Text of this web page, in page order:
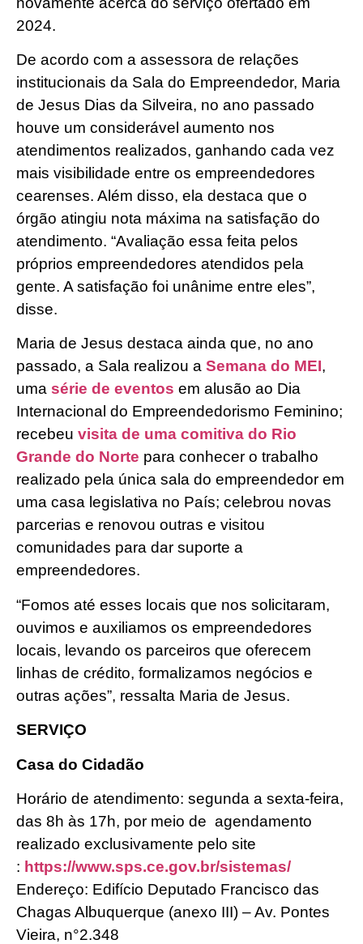
2024.
De acordo com a assessora de relações
institucionais da Sala do Empreendedor, Maria
de Jesus Dias da Silveira, no ano passado
houve um considerável aumento nos
atendimentos realizados, ganhando cada vez
mais visibilidade entre os empreendedores
cearenses. Além disso, ela destaca que o
órgão atingiu nota máxima na satisfação do
atendimento. “Avaliação essa feita pelos
próprios empreendedores atendidos pela
gente. A satisfação foi unânime entre eles”,
disse.
Maria de Jesus destaca ainda que, no ano
passado, a Sala realizou a Semana do MEI,
uma série de eventos em alusão ao Dia
Internacional do Empreendedorismo Feminino;
recebeu visita de uma comitiva do Rio
Grande do Norte para conhecer o trabalho
realizado pela única sala do empreendedor em
uma casa legislativa no País; celebrou novas
parcerias e renovou outras e visitou
comunidades para dar suporte a
empreendedores.
“Fomos até esses locais que nos solicitaram,
ouvimos e auxiliamos os empreendedores
locais, levando os parceiros que oferecem
linhas de crédito, formalizamos negócios e
outras ações”, ressalta Maria de Jesus.
SERVIÇO
Casa do Cidadão
Horário de atendimento: segunda a sexta-feira,
das 8h às 17h, por meio de agendamento
realizado exclusivamente pelo site
: https://www.sps.ce.gov.br/sistemas/
Endereço: Edifício Deputado Francisco das
Chagas Albuquerque (anexo III) – Av. Pontes
Vieira, n°2.348